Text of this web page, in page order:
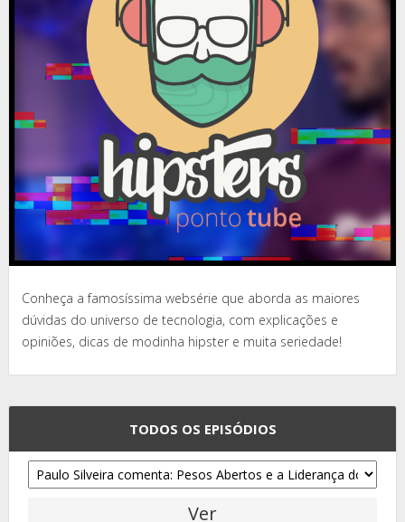
Conheça a famosíssima websérie que aborda as maiores
dúvidas do universo de tecnologia, com explicações e
opiniões, dicas de modinha hipster e muita seriedade!
TODOS OS EPISÓDIOS